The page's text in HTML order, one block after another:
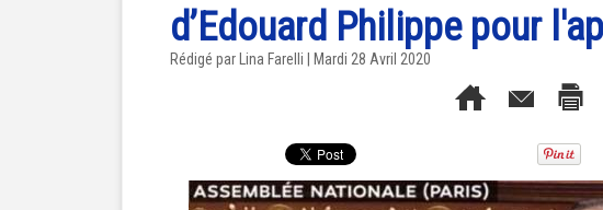
d’Edouard Philippe pour
Rédigé par Lina Farelli | Mardi 28 Avril 2020